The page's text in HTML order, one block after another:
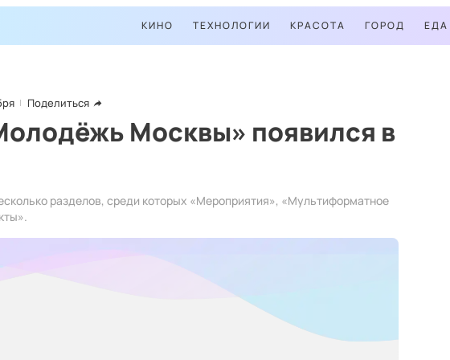
КИНО ТЕХНОЛОГИИ КРАСОТА ГОРОД ЕДА
Поделиться
Москвы» появился в
разделов, среди которых «Мероприятия», «Мультиформатное